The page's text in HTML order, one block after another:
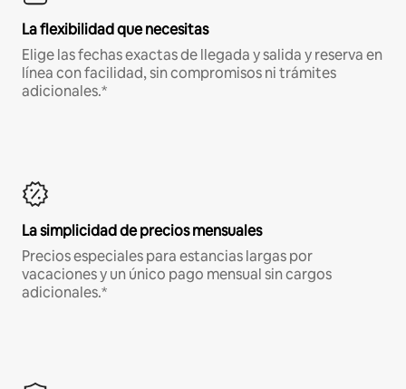
La flexibilidad que necesitas
Elige las fechas exactas de llegada y salida y reserva en
línea con facilidad, sin compromisos ni trámites
adicionales.*
La simplicidad de precios mensuales
Precios especiales para estancias largas por
vacaciones y un único pago mensual sin cargos
adicionales.*